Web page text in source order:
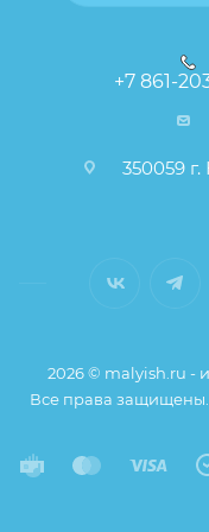
+7 861-
350059
2026 © malyish.ru -
Все права